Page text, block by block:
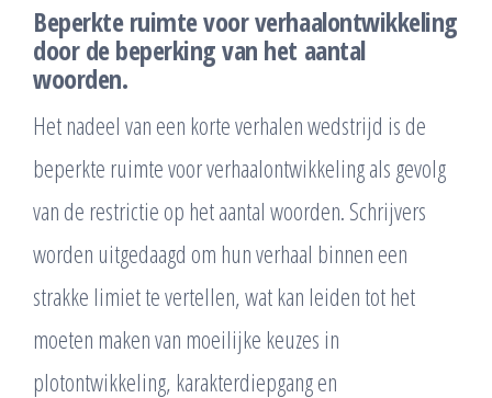
Beperkte ruimte voor verhaalontwikkeling
door de beperking van het aantal
woorden.
Het nadeel van een korte verhalen wedstrijd is de
beperkte ruimte voor verhaalontwikkeling als gevolg
van de restrictie op het aantal woorden. Schrijvers
worden uitgedaagd om hun verhaal binnen een
strakke limiet te vertellen, wat kan leiden tot het
moeten maken van moeilijke keuzes in
plotontwikkeling, karakterdiepgang en